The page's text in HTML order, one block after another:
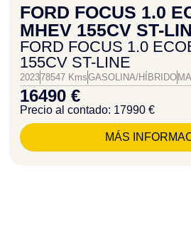
FORD FOCUS 1.0
MHEV 155CV ST-
FORD FOCUS 1.0
155CV ST-LINE
202378547 KmsGASOLINA/HÍBRIDO
16490 €
Precio al contado: 17990 €
MÁS